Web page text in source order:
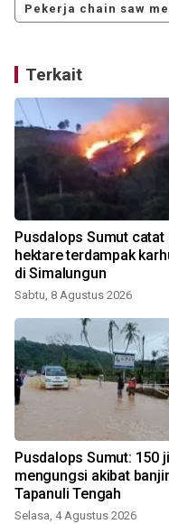
Pekerja chain saw
Terkait
Pusdalops Sumut catat
hektare terdampak
di Simalungun
Sabtu, 8 Agustus 2026
Pusdalops Sumut: 150
mengungsi akibat
Tapanuli Tengah
Selasa, 4 Agustus 2026